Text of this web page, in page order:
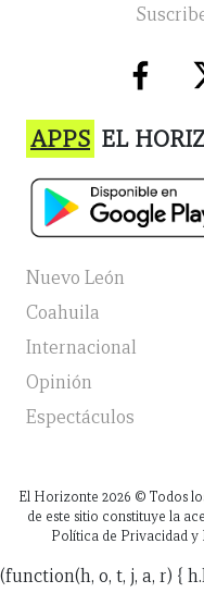
APPS EL
Nuevo León
Coahuila
Internacional
Opinión
Espectáculos
El Horizonte 2026 © Todos
de este sitio constituye la
Política de Privacidad y
(function(h, o, t, j, a, r) {